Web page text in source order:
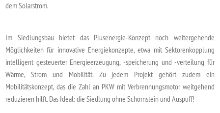
dem Solarstrom.
Im Siedlungsbau bietet das Plusenergie-Konzept noch weitergehende
Möglichkeiten für innovative Energiekonzepte, etwa mit Sektorenkopplung
intelligent gesteuerter Energieerzeugung, -speicherung und -verteilung für
Wärme, Strom und Mobilität. Zu jedem Projekt gehört zudem ein
Mobilitätskonzept, das die Zahl an PKW mit Verbrennungsmotor weitgehend
reduzieren hilft. Das Ideal: die Siedlung ohne Schornstein und Auspuff!